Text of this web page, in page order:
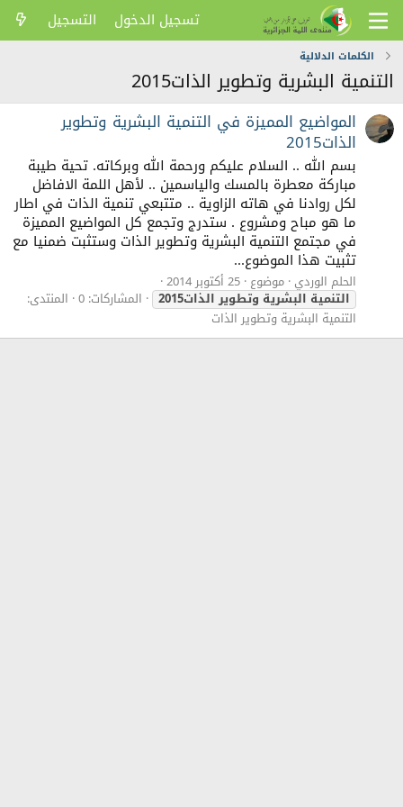
تسجيل الدخول التسجيل
الكلمات الدلالية
التنمية البشرية وتطوير الذات2015
المواضيع المميزة في التنمية البشرية وتطوير
الذات2015
بسم الله .. السلام عليكم ورحمة الله وبركاته. تحية طيبة
مباركة معطرة بالمسك والياسمين .. لأهل اللمة الافاضل
لكل روادنا في هاته الزاوية .. متتبعي تنمية الذات في اطار
ما هو مباح ومشروع . ستدرج وتجمع كل المواضيع المميزة
في مجتمع التنمية البشرية وتطوير الذات وستثبت ضمنيا مع
تثبيت هذا الموضوع...
الحلم الوردي موضوع 25 أكتوبر 2014
التنميةالبشريةوتطويرالذات2015 المشاركات: 0
المنتدى:
التنمية البشرية وتطوير الذات